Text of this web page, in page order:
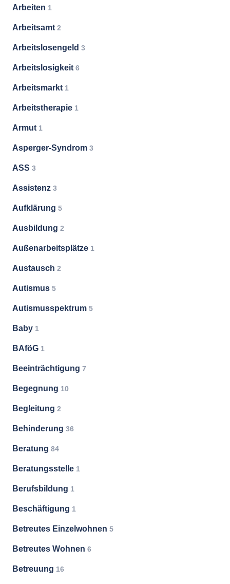
Arbeiten 1
Arbeitsamt 2
Arbeitslosengeld 3
Arbeitslosigkeit 6
Arbeitsmarkt 1
Arbeitstherapie 1
Armut 1
Asperger-Syndrom 3
ASS 3
Assistenz 3
Aufklärung 5
Ausbildung 2
Außenarbeitsplätze 1
Austausch 2
Autismus 5
Autismusspektrum 5
Baby 1
BAföG 1
Beeinträchtigung 7
Begegnung 10
Begleitung 2
Behinderung 36
Beratung 84
Beratungsstelle 1
Berufsbildung 1
Beschäftigung 1
Betreutes Einzelwohnen 5
Betreutes Wohnen 6
Betreuung 16